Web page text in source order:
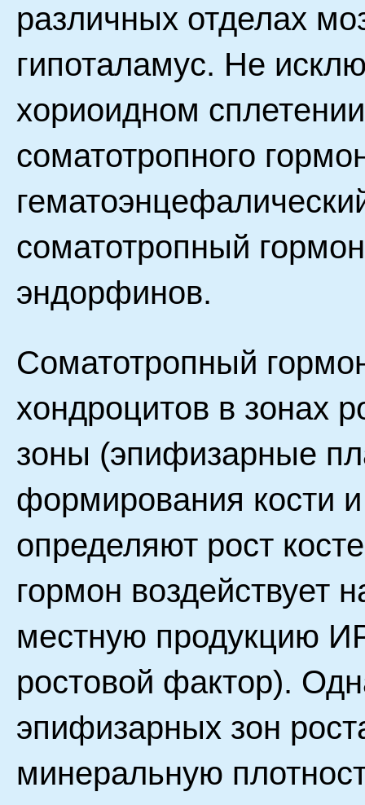
различных отделах
гипоталамус. Не
хориоидном
соматотропного
соматотропный
эндорфинов.
Соматотропный
хондроцитов в зонах
зоны (эпифизарные
формирования кости
определяют рост
гормон воздействует
местную продукцию
ростовой фактор).
эпифизарных зон
минеральную